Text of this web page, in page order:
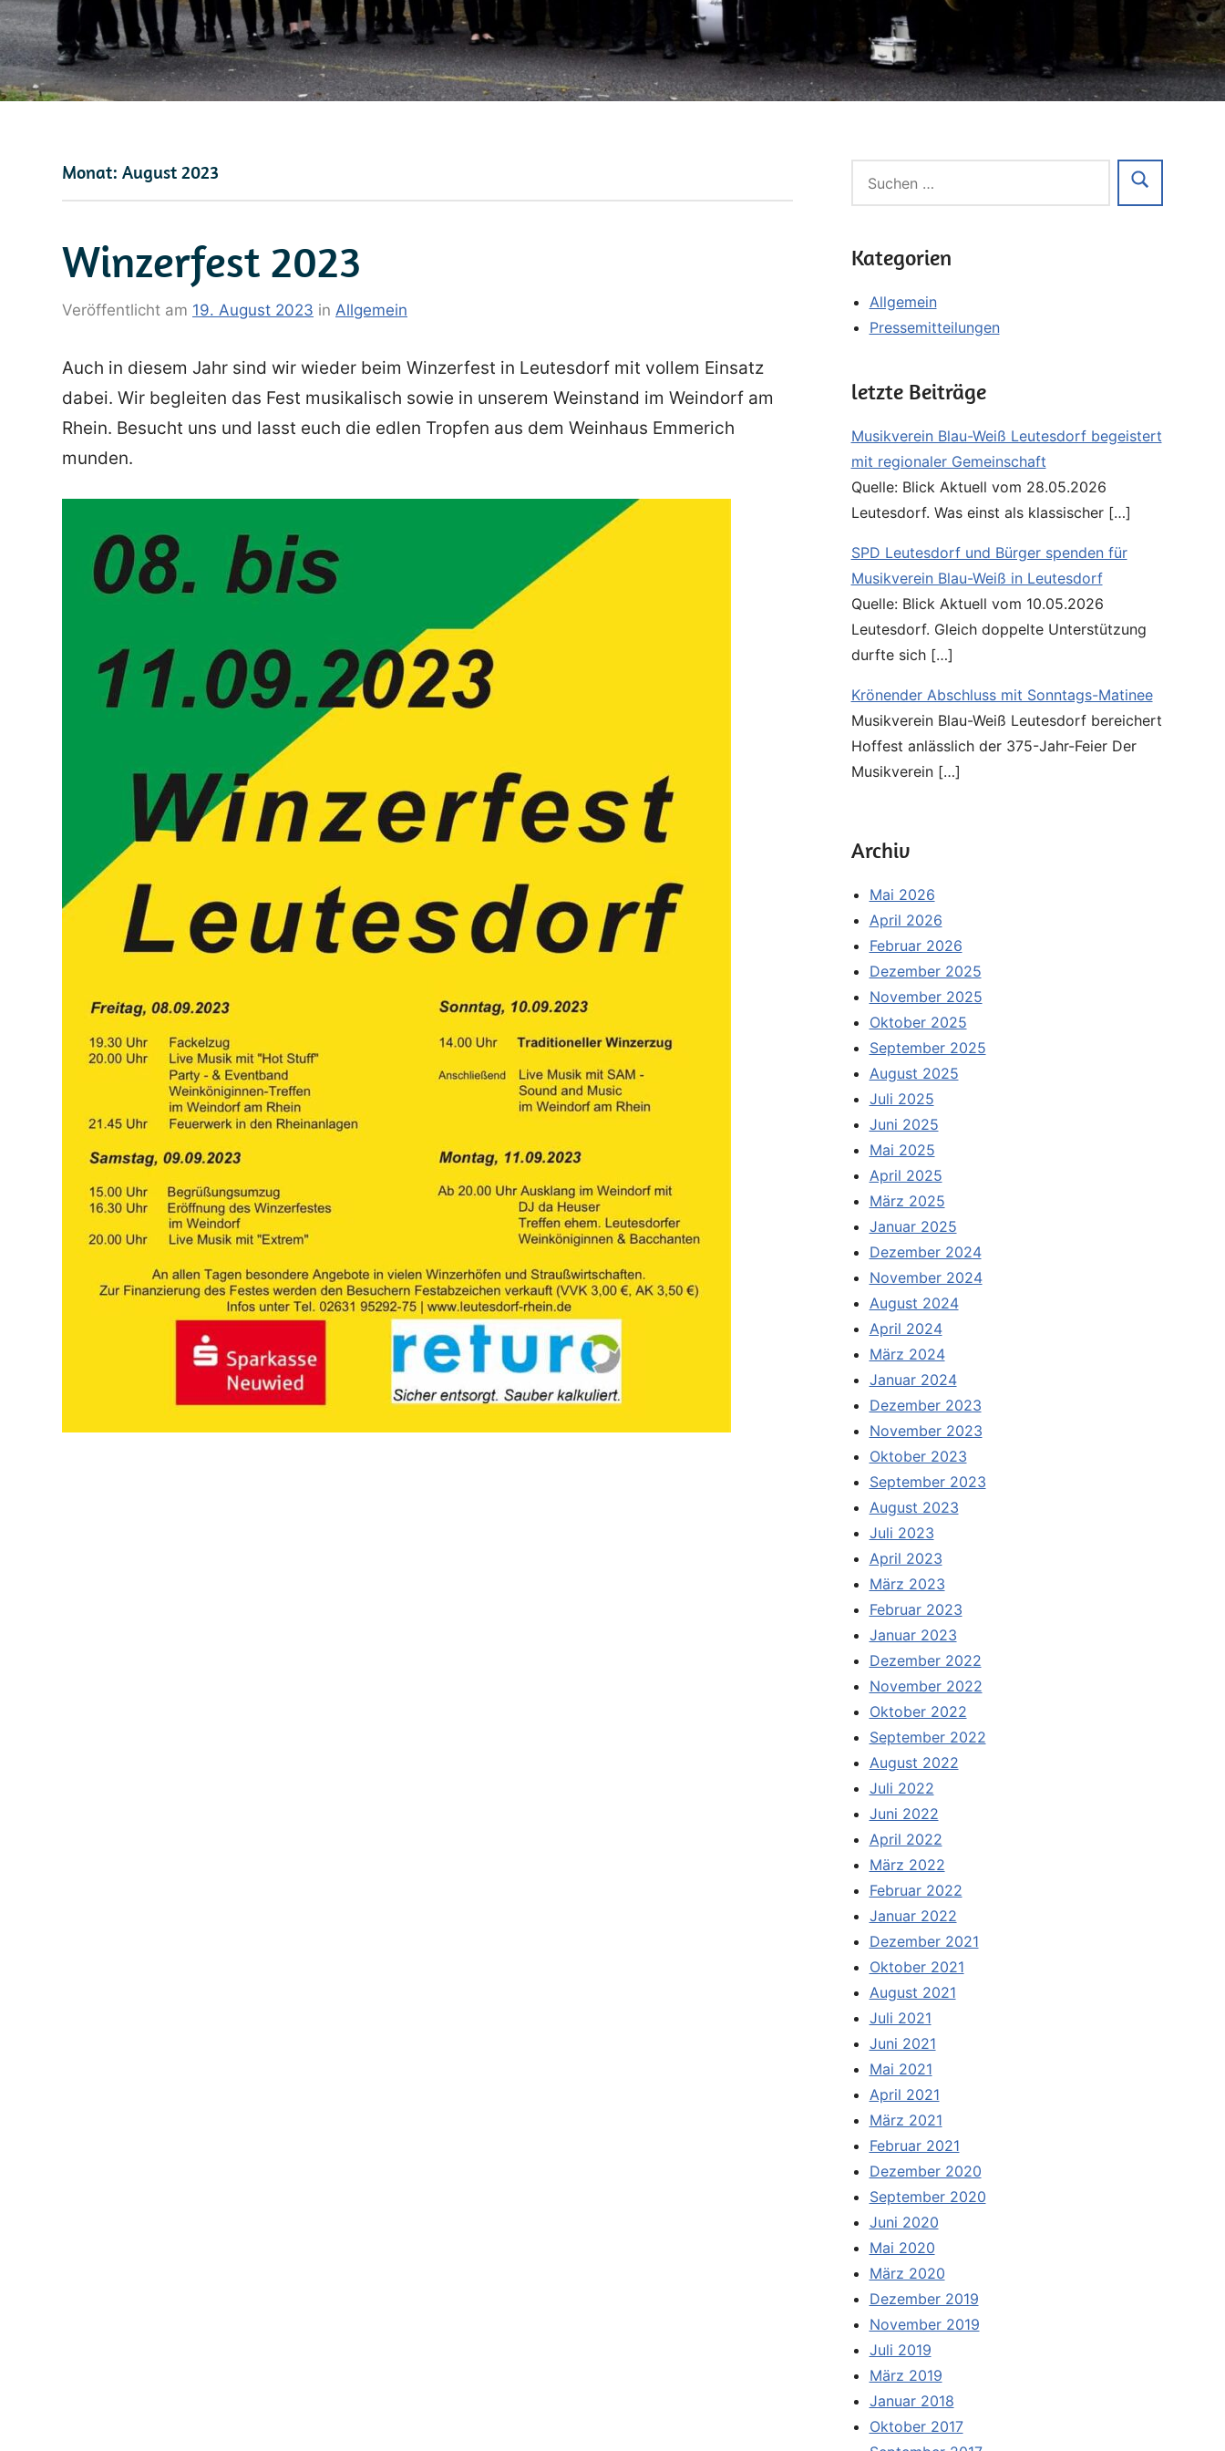
Monat: August 2023
Winzerfest 2023
Veröffentlicht am 19. August 2023 von
in Allgemein
Auch in diesem Jahr sind wir wieder beim Winzerfest in Leutesdorf mit vollem Einsatz
dabei. Wir begleiten das Fest musikalisch sowie in unserem Weinstand im Weindorf am
Rhein. Besucht uns und lasst euch die edlen Tropfen aus dem Weinhaus Emmerich
munden.
Kategorien
Allgemein
Pressemitteilungen
letzte Beiträge
Musikverein Blau-Weiß Leutesdorf begeistert
mit regionaler Gemeinschaft
Quelle: Blick Aktuell vom 28.05.2026
Leutesdorf. Was einst als klassischer […]
SPD Leutesdorf und Bürger spenden für
Musikverein Blau-Weiß in Leutesdorf
Quelle: Blick Aktuell vom 10.05.2026
Leutesdorf. Gleich doppelte Unterstützung
durfte sich […]
Krönender Abschluss mit Sonntags-Matinee
Musikverein Blau-Weiß Leutesdorf bereichert
Hoffest anlässlich der 375-Jahr-Feier Der
Musikverein […]
Archiv
Mai 2026
April 2026
Februar 2026
Dezember 2025
November 2025
Oktober 2025
September 2025
August 2025
Juli 2025
Juni 2025
Mai 2025
April 2025
März 2025
Januar 2025
Dezember 2024
November 2024
August 2024
April 2024
März 2024
Januar 2024
Dezember 2023
November 2023
Oktober 2023
September 2023
August 2023
Juli 2023
April 2023
März 2023
Februar 2023
Januar 2023
Dezember 2022
November 2022
Oktober 2022
September 2022
August 2022
Juli 2022
Juni 2022
April 2022
März 2022
Februar 2022
Januar 2022
Dezember 2021
Oktober 2021
August 2021
Juli 2021
Juni 2021
Mai 2021
April 2021
März 2021
Februar 2021
Dezember 2020
September 2020
Juni 2020
Mai 2020
März 2020
Dezember 2019
November 2019
Juli 2019
März 2019
Januar 2018
Oktober 2017